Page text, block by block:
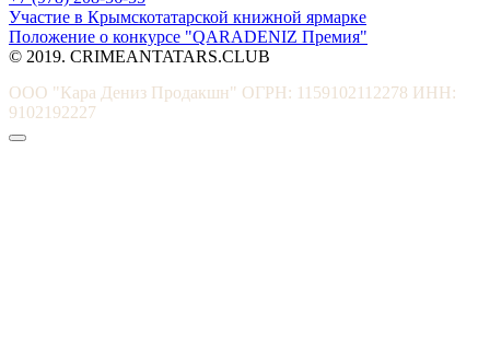
Участие в Крымскотатарской книжной ярмарке
Положение о конкурсе "QARADENIZ Премия"
© 2019. CRIMEANTATARS.CLUB
ООО "Кара Дениз Продакшн" ОГРН: 1159102112278 ИНН:
9102192227